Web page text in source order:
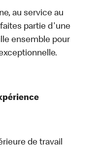
au service au
partie d'une
ensemble pour
de travail